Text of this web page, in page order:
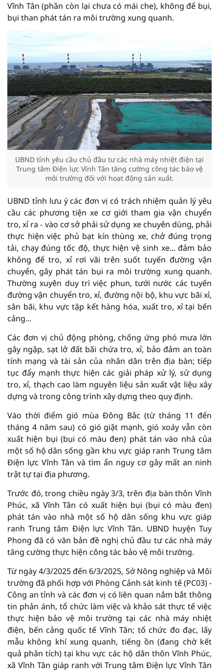
Vĩnh Tân (phần còn lại chưa có mái che), không để bụi,
bụi than phát tán ra môi trường xung quanh.
UBND tỉnh yêu cầu chủ đầu tư các nhà máy nhiệt điện tại
Trung tâm Điện lực Vĩnh Tân tăng cường công tác bảo vệ
môi trường đối với hoạt động sản xuất.
UBND tỉnh lưu ý các đơn vị có trách nhiệm quản lý yêu
cầu các phương tiện xe cơ giới tham gia vận chuyển
tro, xỉ ra - vào cơ sở phải sử dụng xe chuyên dùng, phải
thực hiện việc phủ bạt kín thùng xe, chở đúng trọng
tải, chạy đúng tốc độ, thực hiện vệ sinh xe... đảm bảo
không để tro, xỉ rơi vãi trên suốt tuyến đường vận
chuyển, gây phát tán bụi ra môi trường xung quanh.
Thường xuyên duy trì việc phun, tưới nước các tuyến
đường vận chuyển tro, xỉ, đường nội bộ, khu vực bãi xỉ,
sân bãi, khu vực tập kết hàng hóa, xuất tro, xỉ tại bến
cảng...
Các đơn vị chủ động phòng, chống ứng phó mưa lớn
gây ngập, sạt lở đất bãi chứa tro, xỉ, bảo đảm an toàn
tính mạng và tài sản của nhân dân trên địa bàn; tiếp
tục đẩy mạnh thực hiện các giải pháp xử lý, sử dụng
tro, xỉ, thạch cao làm nguyên liệu sản xuất vật liệu xây
dựng và trong công trình xây dựng theo quy định.
Vào thời điểm gió mùa Đông Bắc (từ tháng 11 đến
tháng 4 năm sau) có gió giật mạnh, gió xoáy vẫn còn
xuất hiện bụi (bụi có màu đen) phát tán vào nhà của
một số hộ dân sống gần khu vực giáp ranh Trung tâm
Điện lực Vĩnh Tân và tìm ẩn nguy cơ gây mất an ninh
trật tự tại địa phương.
Trước đó, trong chiều ngày 3/3, trên địa bàn thôn Vĩnh
Phúc, xã Vĩnh Tân có xuất hiện bụi (bụi có màu đen)
phát tán vào nhà một số hộ dân sống khu vực giáp
ranh Trung tâm Điện lực Vĩnh Tân. UBND huyện Tuy
Phong đã có văn bản đề nghị chủ đầu tư các nhà máy
tăng cường thực hiện công tác bảo vệ môi trường.
Từ ngày 4/3/2025 đến 6/3/2025, Sở Nông nghiệp và Môi
trường đã phối hợp với Phòng Cảnh sát kinh tế (PC03) -
Công an tỉnh và các đơn vị có liên quan nắm bắt thông
tin phản ánh, tổ chức làm việc và khảo sát thực tế việc
thực hiện bảo vệ môi trường tại các nhà máy nhiệt
điện, bến cảng quốc tế Vĩnh Tân; tổ chức đo đạc, lấy
mẫu không khí xung quanh, tiếng ồn (đang chờ kết
quả phân tích) tại khu vực các hộ dân thôn Vĩnh Phúc,
xã Vĩnh Tân giáp ranh với Trung tâm Điện lực Vĩnh Tân